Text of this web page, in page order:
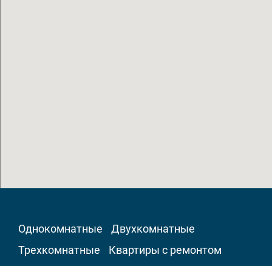
Однокомнатные
Двухкомнатные
Трехкомнатные
Квартиры с ремонтом